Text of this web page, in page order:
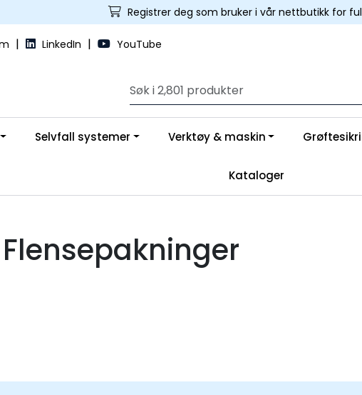
Registrer deg som bruker i vår nettbutikk for
| LinkedIn | YouTube
Selvfall systemer Verktøy & maskin
Kataloger
Flensepakninger